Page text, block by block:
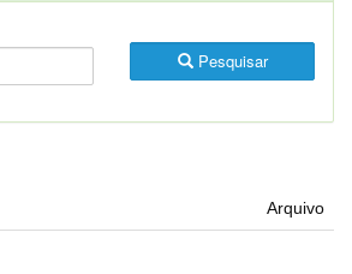
Pesquisar
Arquivo